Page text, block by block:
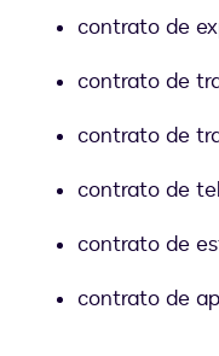
contrato de
contrato de
contrato de
contrato de
contrato de
contrato de